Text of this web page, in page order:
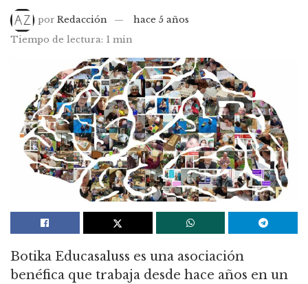
por Redacción
hace 5 años
Tiempo de lectura: 1 min
Botika Educasaluss es una asociación
benéfica que trabaja desde hace años en un